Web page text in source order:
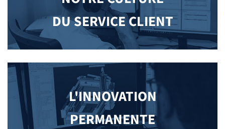
DU SERVICE CLIENT
L'INNOVATION
PERMANENTE